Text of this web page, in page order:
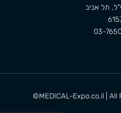
MEDICAL-Expo.co.il | All